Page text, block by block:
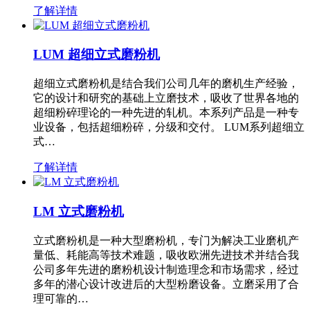
了解详情
LUM 超细立式磨粉机
超细立式磨粉机是结合我们公司几年的磨机生产经验，
它的设计和研究的基础上立磨技术，吸收了世界各地的
超细粉碎理论的一种先进的轧机。本系列产品是一种专
业设备，包括超细粉碎，分级和交付。 LUM系列超细立
式…
了解详情
LM 立式磨粉机
立式磨粉机是一种大型磨粉机，专门为解决工业磨机产
量低、耗能高等技术难题，吸收欧洲先进技术并结合我
公司多年先进的磨粉机设计制造理念和市场需求，经过
多年的潜心设计改进后的大型粉磨设备。立磨采用了合
理可靠的…